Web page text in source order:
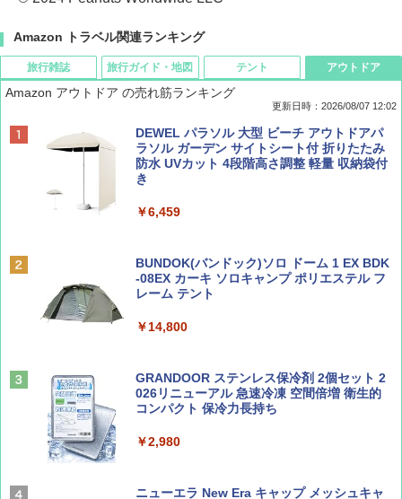
Amazon トラベル関連ランキング
旅行雑誌
ディズニーファン ２０２６年 ９月号 [雑
誌] (ＤＩＳＮＥＹ ＦＡＮ)
￥713
SOTO ミニマル"旅"財布 ランダム2種】
￥1,500
￥1,540
旅行ガイド・地図
D40 地球の歩き方 チェンマイ タイ北部の魅
力的な町 2026～2027 地球の歩き方D アジア
￥2,079
球の歩き方A ヨーロッパ
￥2,479
￥2,695
ァキア 2026～2027 地球の歩き方A ヨーロッ
テント
[キャンパーズコレクション 山善] ポップアッ
プテント 傘みたいに広げて畳める パッとサ
ッとサンシェード キューブ フルクローズ メ
ッシュ 簡単設置 ワンタッチテント キャンプ
PYKES PEAK (パイクスピーク) 着替えテン
ト プライバシー テント 【中が透けない】 1
ーチ ピクニック ポップアップテント 携帯 簡
￥4,980
テント ワンタッチ RENEW 幅200 2-3人用 43
￥5,999
アウトドア
Amazon アウトドア の売れ筋ランキング
更新日時：2026/08/07 12:02
DEWEL パラソル 大型 ビーチ アウトドアパ
ラソル ガーデン サイトシート付 折りたたみ
防水 UVカット 4段階高さ調整 軽量 収納袋付
き
￥6,459
BUNDOK(バンドック)ソロ ドーム 1 EX BDK
-08EX カーキ ソロキャンプ ポリエステル フ
レーム テント
￥14,800
GRANDOOR ステンレス保冷剤 2個セット 2
026リニューアル 急速冷凍 空間倍増 衛生的
コンパクト 保冷力長持ち
￥2,980
ニューエラ New Era キャップ メッシュキャ